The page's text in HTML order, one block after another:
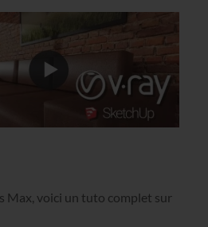
Max, voici un tuto complet sur